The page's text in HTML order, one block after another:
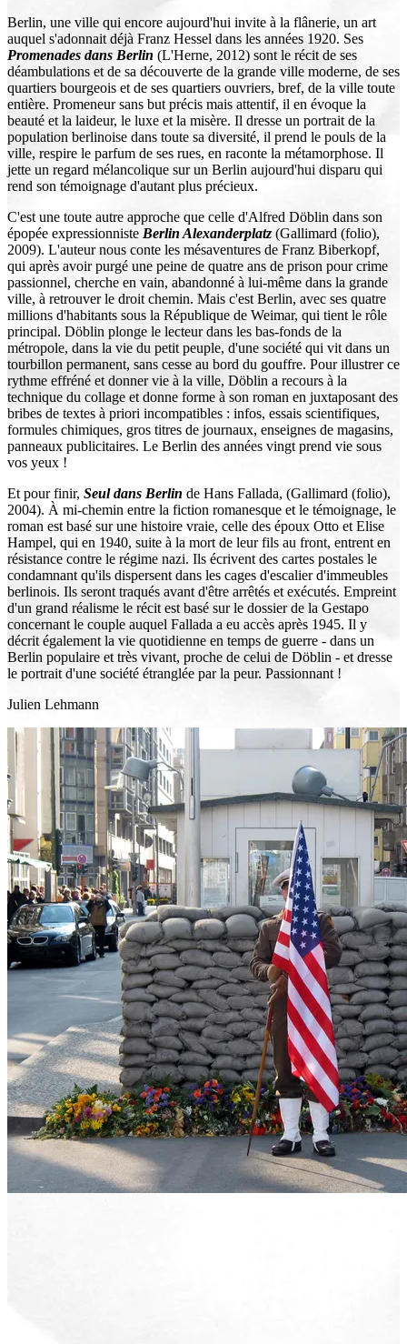
Berlin, une ville qui encore aujourd'hui invite à la flânerie, un art
auquel s'adonnait déjà Franz Hessel dans les années 1920. Ses
Promenades dans Berlin (L'Herne, 2012) sont le récit de ses
déambulations et de sa découverte de la grande ville moderne, de ses
quartiers bourgeois et de ses quartiers ouvriers, bref, de la ville toute
entière. Promeneur sans but précis mais attentif, il en évoque la
beauté et la laideur, le luxe et la misère. Il dresse un portrait de la
population berlinoise dans toute sa diversité, il prend le pouls de la
ville, respire le parfum de ses rues, en raconte la métamorphose. Il
jette un regard mélancolique sur un Berlin aujourd'hui disparu qui
rend son témoignage d'autant plus précieux.
C'est une toute autre approche que celle d'Alfred Döblin dans son
épopée expressionniste Berlin Alexanderplatz (Gallimard (folio),
2009). L'auteur nous conte les mésaventures de Franz Biberkopf,
qui après avoir purgé une peine de quatre ans de prison pour crime
passionnel, cherche en vain, abandonné à lui-même dans la grande
ville, à retrouver le droit chemin. Mais c'est Berlin, avec ses quatre
millions d'habitants sous la République de Weimar, qui tient le rôle
principal. Döblin plonge le lecteur dans les bas-fonds de la
métropole, dans la vie du petit peuple, d'une société qui vit dans un
tourbillon permanent, sans cesse au bord du gouffre. Pour illustrer ce
rythme effréné et donner vie à la ville, Döblin a recours à la
technique du collage et donne forme à son roman en juxtaposant des
bribes de textes à priori incompatibles : infos, essais scientifiques,
formules chimiques, gros titres de journaux, enseignes de magasins,
panneaux publicitaires. Le Berlin des années vingt prend vie sous
vos yeux !
Et pour finir, Seul dans Berlin de Hans Fallada, (Gallimard (folio),
2004). À mi-chemin entre la fiction romanesque et le témoignage, le
roman est basé sur une histoire vraie, celle des époux Otto et Elise
Hampel, qui en 1940, suite à la mort de leur fils au front, entrent en
résistance contre le régime nazi. Ils écrivent des cartes postales le
condamnant qu'ils dispersent dans les cages d'escalier d'immeubles
berlinois. Ils seront traqués avant d'être arrêtés et exécutés. Empreint
d'un grand réalisme le récit est basé sur le dossier de la Gestapo
concernant le couple auquel Fallada a eu accès après 1945. Il y
décrit également la vie quotidienne en temps de guerre - dans un
Berlin populaire et très vivant, proche de celui de Döblin - et dresse
le portrait d'une société étranglée par la peur. Passionnant !
Julien Lehmann